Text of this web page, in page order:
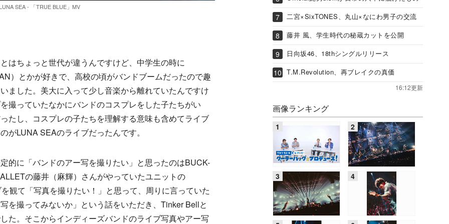
SEA - 「TRUE BLUE」MV
はちょっと世代が違うんですけど、中学生の時に
）とかが好きで、高校の頃がバンドブームだったので趣
ました。美大に入って少し音楽から離れていたんですけ
撮っていたなかにバンドのコスプレをした子たちがい
たし、コスプレの子たちを理解する意味も含めてライブ
がLUNA SEAのライブだったんです。
に「バンドのアー写を撮りたい」と思ったのはBUCK-
の藤井（麻輝）さんがやっていたユニットの
観て「写真を撮りたい！」と思って、周りに言っていた
を撮ってみないか」という話をいただき、Tinker Bellと
た。そこからインディーズバンドのライブ写真やアー写
二宮×SixTONES、丸山×なにわ男子の交流
藤井 風、学生時代の秘蔵カットを公開
日向坂46、18thシングルリリース
T.M.Revolution、再ブレイクの真価
16:12更新
画像ランキング